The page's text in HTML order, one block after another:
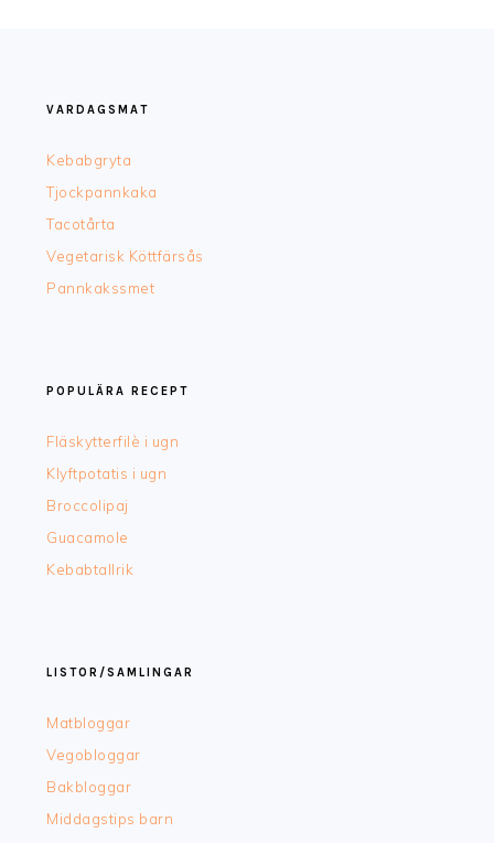
VARDAGSMAT
Kebabgryta
Tjockpannkaka
Tacotårta
Vegetarisk Köttfärsås
Pannkakssmet
POPULÄRA RECEPT
Fläskytterfilè i ugn
Klyftpotatis i ugn
Broccolipaj
Guacamole
Kebabtallrik
LISTOR/SAMLINGAR
Matbloggar
Vegobloggar
Bakbloggar
Middagstips barn